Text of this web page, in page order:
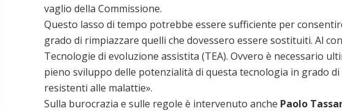
vaglio della Commissione.
Questo lasso di tempo potrebbe essere sufficiente per
grado di rimpiazzare quelli che dovessero essere sostituiti. Al
Tecnologie di evoluzione assistita (TEA). Ovvero è necessario
pieno sviluppo delle potenzialità di questa tecnologia in grado
resistenti alle malattie».
Sulla burocrazia e sulle regole è intervenuto anche Paolo